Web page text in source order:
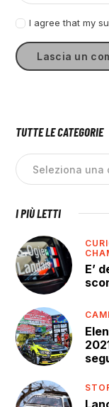
I agree that my
TUTTE LE CATEGORIE
I PIÙ LETTI
E’